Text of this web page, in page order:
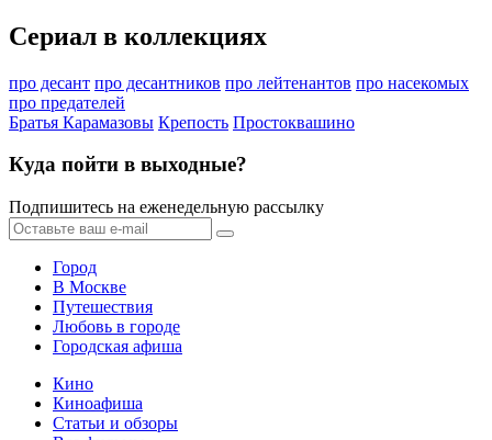
Сериал в коллекциях
про десант про десантников про лейтенантов про насекомых
про предателей
Братья Карамазовы Крепость Простоквашино
Куда пойти в выходные?
Подпишитесь на еженедельную рассылку
Город
В Москве
Путешествия
Любовь в городе
Городская афиша
Кино
Киноафиша
Статьи и обзоры